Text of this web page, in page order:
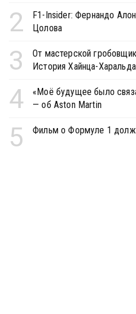
2
F1-Insider: Фернандо
Цолова
3
От мастерской
История Хайнца-
4
«Моё будущее было
— об Aston Martin
5 Фильм о Формуле 1